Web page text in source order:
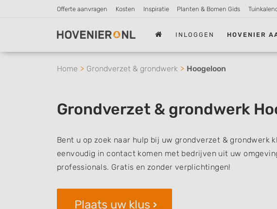
Offerte aanvragen Kosten Inspiratie Planten & Bomen Gids
INLOGGEN HOVENIER
Home Grondverzet & grondwerk Hoogeloon
Grondverzet & grondwerk
Bent u op zoek naar hulp bij uw grondverzet & grondwerk
eenvoudig in contact komen met bedrijven uit uw
professionals. Gratis en zonder verplichtingen!
Plaats uw klus